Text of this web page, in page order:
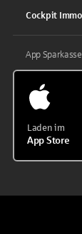
Cockpit
App Sparkasse
Laden im
App Store